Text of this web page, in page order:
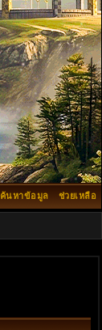
ช่วยเหลือ
ค้นหาข้อมูล